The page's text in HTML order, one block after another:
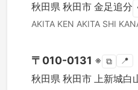
秋田県 秋田市 金足追分
AKITA KEN AKITA SHI
〒 010-0131 ※ ⧉ 📍
秋田県 秋田市 上新城白